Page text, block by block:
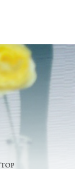
TOP